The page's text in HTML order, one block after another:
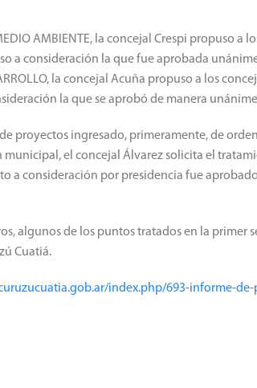
AMBIENTE, la concejal Crespi propuso a
a consideración la que fue aprobada
la concejal Acuña propuso a los
la que se aprobó de manera
proyectos ingresado, primeramente, de
municipal, el concejal Álvarez solicita el
a consideración por presidencia fue
algunos de los puntos tratados en la primer
Cuatiá.
index.php/693-informe-